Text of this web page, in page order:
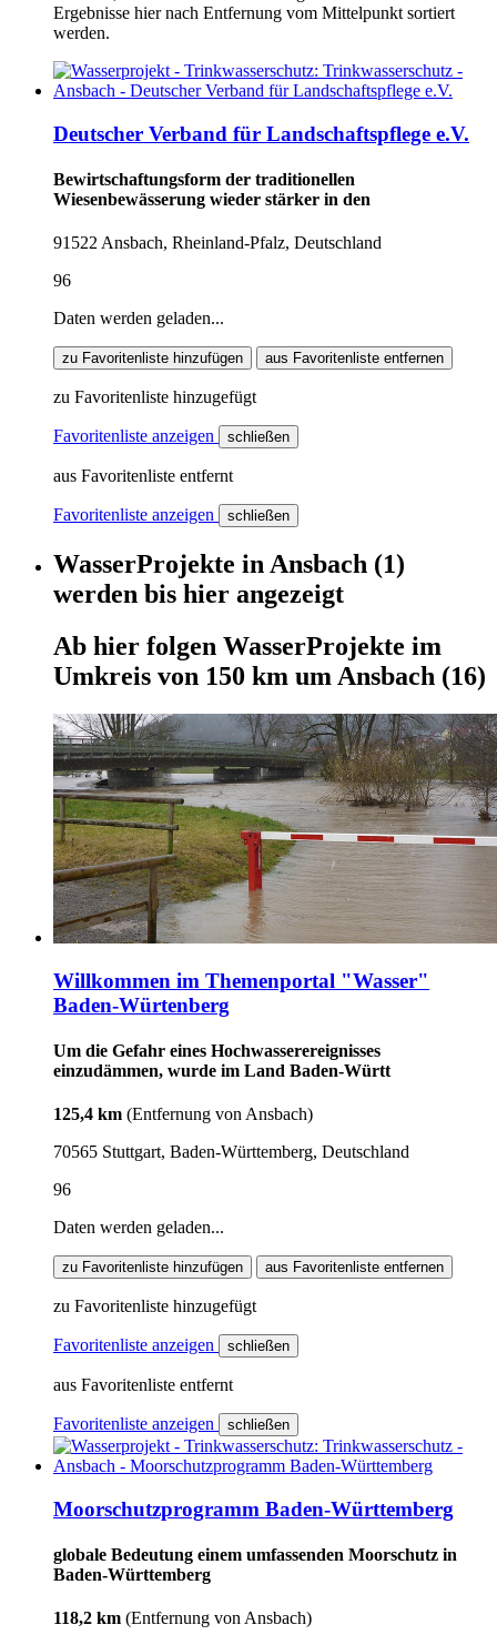
Ergebnisse hier nach Entfernung vom Mittelpunkt sortiert
werden.
Deutscher Verband für Landschaftspflege e.V.
Bewirtschaftungsform der traditionellen
Wiesenbewässerung wieder stärker in den
91522 Ansbach, Rheinland-Pfalz, Deutschland
96
Daten werden geladen...
zu Favoritenliste hinzufügen aus Favoritenliste entfernen
zu Favoritenliste hinzugefügt
Favoritenliste anzeigen schließen
aus Favoritenliste entfernt
Favoritenliste anzeigen schließen
WasserProjekte in Ansbach (1)
werden bis hier angezeigt
Ab hier folgen WasserProjekte im
Umkreis von 150 km um Ansbach (16)
Willkommen im Themenportal "Wasser"
Baden-Würtenberg
Um die Gefahr eines Hochwasserereignisses
einzudämmen, wurde im Land Baden-Württ
125,4 km (Entfernung von Ansbach)
70565 Stuttgart, Baden-Württemberg, Deutschland
96
Daten werden geladen...
zu Favoritenliste hinzufügen aus Favoritenliste entfernen
zu Favoritenliste hinzugefügt
Favoritenliste anzeigen schließen
aus Favoritenliste entfernt
Favoritenliste anzeigen schließen
Moorschutzprogramm Baden-Württemberg
globale Bedeutung einem umfassenden Moorschutz in
Baden-Württemberg
118,2 km (Entfernung von Ansbach)